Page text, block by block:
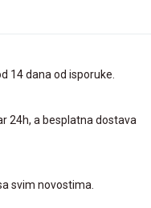
14 dana od isporuke.
24h, a besplatna dostava
svim novostima.